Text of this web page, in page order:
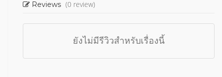
Reviews (0 review)
ยังไม่มีรีวิวสำหรับเรื่องนี้